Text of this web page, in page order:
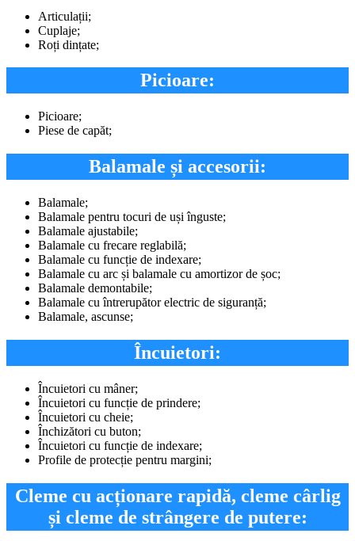
Articulații;
Cuplaje;
Roți dințate;
Picioare:
Picioare;
Piese de capăt;
Balamale și accesorii:
Balamale;
Balamale pentru tocuri de uși înguste;
Balamale ajustabile;
Balamale cu frecare reglabilă;
Balamale cu funcție de indexare;
Balamale cu arc și balamale cu amortizor de șoc;
Balamale demontabile;
Balamale cu întrerupător electric de siguranță;
Balamale, ascunse;
Încuietori:
Încuietori cu mâner;
Încuietori cu funcție de prindere;
Încuietori cu cheie;
Închizători cu buton;
Încuietori cu funcție de indexare;
Profile de protecție pentru margini;
Cleme cu acționare rapidă, cleme cârlig
și cleme de strângere de putere: